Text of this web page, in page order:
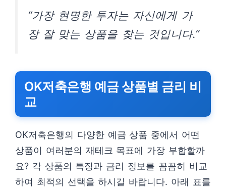
“가장 현명한 투자는 자신에게 가
장 잘 맞는 상품을 찾는 것입니다.”
OK저축은행 예금 상품별 금리 비
교
OK저축은행의 다양한 예금 상품 중에서 어떤
상품이 여러분의 재테크 목표에 가장 부합할까
요? 각 상품의 특징과 금리 정보를 꼼꼼히 비교
하여 최적의 선택을 하시길 바랍니다. 아래 표를